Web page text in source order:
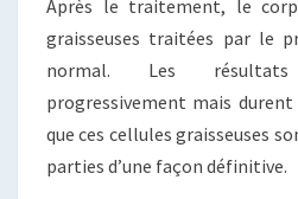
Après le traitement, le
graisseuses traitées par le
normal. Les
progressivement mais
que ces cellules graisseuses
parties d’une façon définitive.